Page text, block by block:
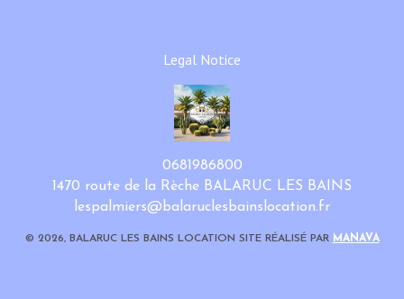
Legal Notice
0681986800
1470 route de la Rèche BALARUC LES BAINS
lespalmiers@balaruclesbainslocation.fr
© 2026, BALARUC LES BAINS LOCATION SITE RÉALISÉ PAR MANAVA